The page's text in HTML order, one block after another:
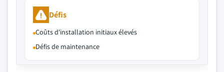
Défis
Coûts d'installation initiaux élevés
Défis de maintenance